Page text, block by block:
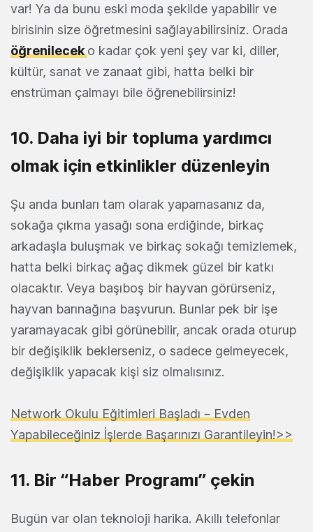
var! Ya da bunu eski moda şekilde yapabilir ve
birisinin size öğretmesini sağlayabilirsiniz. Orada
öğrenilecek o kadar çok yeni şey var ki, diller,
kültür, sanat ve zanaat gibi, hatta belki bir
enstrüman çalmayı bile öğrenebilirsiniz!
10. Daha iyi bir topluma yardımcı
olmak için etkinlikler düzenleyin
Şu anda bunları tam olarak yapamasanız da,
sokağa çıkma yasağı sona erdiğinde, birkaç
arkadaşla buluşmak ve birkaç sokağı temizlemek,
hatta belki birkaç ağaç dikmek güzel bir katkı
olacaktır. Veya başıboş bir hayvan görürseniz,
hayvan barınağına başvurun. Bunlar pek bir işe
yaramayacak gibi görünebilir, ancak orada oturup
bir değişiklik beklerseniz, o sadece gelmeyecek,
değişiklik yapacak kişi siz olmalısınız.
Network Okulu Eğitimleri Başladı – Evden
Yapabileceğiniz İşlerde Başarınızı Garantileyin!>>
11. Bir “Haber Programı” çekin
Bugün var olan teknoloji harika. Akıllı telefonlar